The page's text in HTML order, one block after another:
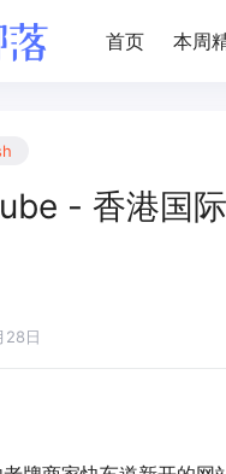
首页 本周
- 香港国
28日